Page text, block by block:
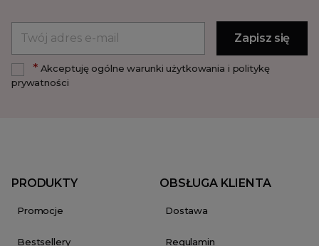
*Akceptuję ogólne warunki użytkowania i politykę
prywatności
PRODUKTY
Promocje
Bestsellery
OBSŁUGA KLIENTA
Dostawa
Regulamin